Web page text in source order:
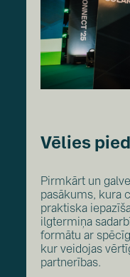
Vēlies
Pirmkārt un
pasākums, kura
praktiska
ilgtermiņa
formātu ar
kur veidojas
partnerības.